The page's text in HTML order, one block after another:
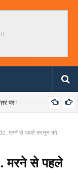
पर !
मरने से पहले कानून को
मरने से पहले